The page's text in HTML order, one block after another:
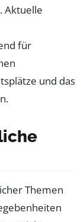
Aktuelle
für
und das
Themen